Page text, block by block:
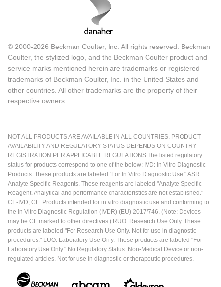
© 2000-2026 Beckman Coulter, Inc. All rights reserved. Beckman
Coulter, the stylized logo, and the Beckman Coulter product and
service marks mentioned herein are trademarks or registered
trademarks of Beckman Coulter, Inc. in the United States and
other countries. All other trademarks are the property of their
respective owners.
NOT ALL PRODUCTS ARE AVAILABLE IN ALL COUNTRIES. PRODUCT
AVAILABILITY AND REGULATORY STATUS DEPENDS ON COUNTRY
REGISTRATION PER APPLICABLE REGULATIONS The listed regulatory
status for products correspond to one of the below: IVD: In Vitro Diagnostic
Products. These products are labeled "For In Vitro Diagnostic Use." ASR:
Analyte Specific Reagents. These reagents are labeled "Analyte Specific
Reagent. Analytical and performance characteristics are not established."
CE-IVD, CE: Products intended for in vitro diagnostic use and conforming to
the In Vitro Diagnostic Regulation (IVDR) (EU) 2017/746. (Note: Devices
may be CE marked to other directives.) RUO: Research Use Only. These
products are labeled "For Research Use Only. Not for use in diagnostic
procedures." LUO: Laboratory Use Only. These products are labeled "For
Laboratory Use Only." No Regulatory Status: Non-Medical Device or non-
regulated articles. Not for use in diagnostic or therapeutic procedures.